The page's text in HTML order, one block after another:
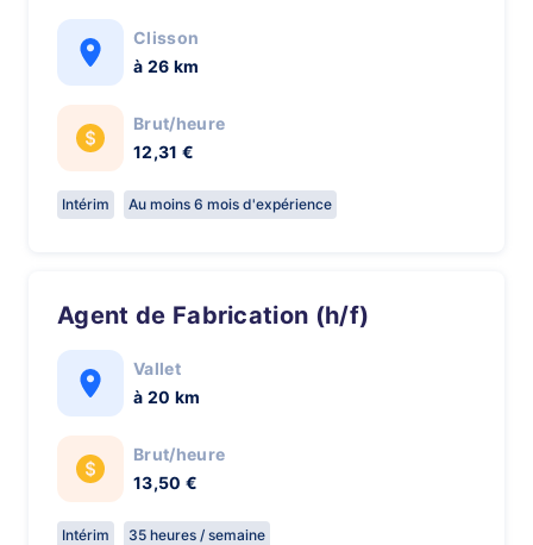
Clisson
à 26 km
Brut/heure
12,31 €
Intérim Au moins 6 mois d'expérience
Agent de Fabrication (h/f)
Vallet
à 20 km
Brut/heure
13,50 €
Intérim
35 heures / semaine